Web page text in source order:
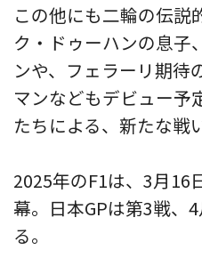
この他にも二輪の伝説
ク・ドゥーハンの息子
ンや、フェラーリ期待
マンなどもデビュー予
たちによる、新たな戦
2025年のF1は、3月16
幕。日本GPは第3戦、
る。